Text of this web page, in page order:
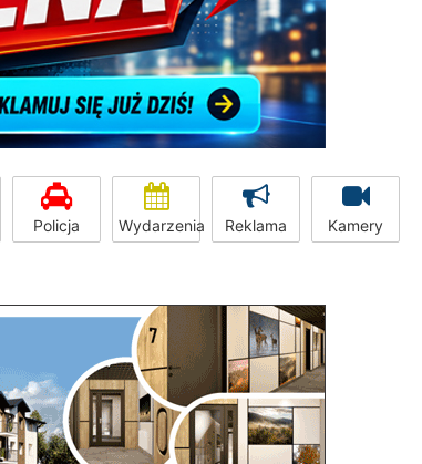
Policja Wydarzenia Reklama Kamery